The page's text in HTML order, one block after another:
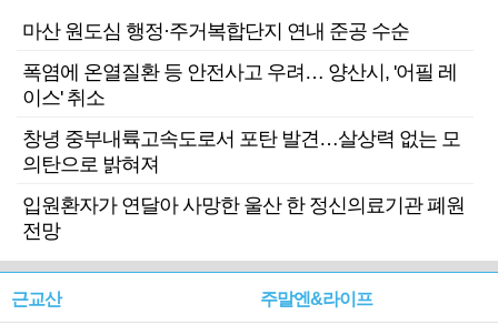
마산 원도심 행정·주거복합단지 연내 준공 수순
폭염에 온열질환 등 안전사고 우려… 양산시, '어필 레
이스' 취소
창녕 중부내륙고속도로서 포탄 발견…살상력 없는 모
의탄으로 밝혀져
입원환자가 연달아 사망한 울산 한 정신의료기관 폐원
전망
근교산 주말엔&라이프